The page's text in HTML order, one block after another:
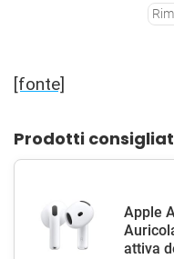
[fonte]
Prodotti
Apple
attiva